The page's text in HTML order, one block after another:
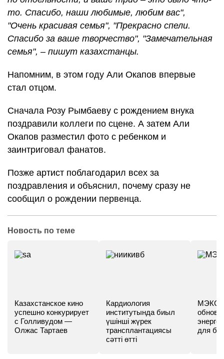
то. Спасибо, наши любимые, любим вас",
"Очень красивая семья", "Прекрасно спели.
Спасибо за ваше творчество", "Замечательная
семья", – пишут казахстанцы.
Напомним, в этом году Али Окапов впервые
стал отцом.
Сначала Розу Рымбаеву с рождением внука
поздравили коллеги по сцене. А затем Али
Окапов разместил фото с ребенком и
заинтриговал фанатов.
Позже артист поблагодарил всех за
поздравления и объяснил, почему сразу не
сообщил о рождении первенца.
Новость по теме
Казахстанское кино
успешно конкурирует
с Голливудом —
Олжас Тартаев
Кардиология
институтында биыл
үшінші жүрек
трансплантациясы
сәтті өтті
МЭКС -
для